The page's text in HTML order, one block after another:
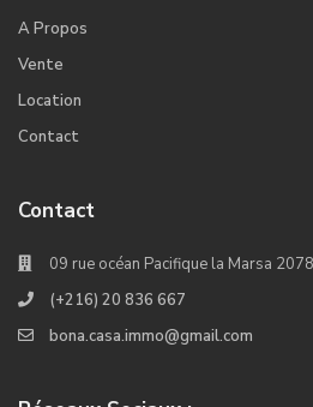
A Propos
Vente
Location
Contact
Contact
09 rue océan Pacifique la Marsa
(+216) 20 836 667
bona.casa.immo@gmail.com